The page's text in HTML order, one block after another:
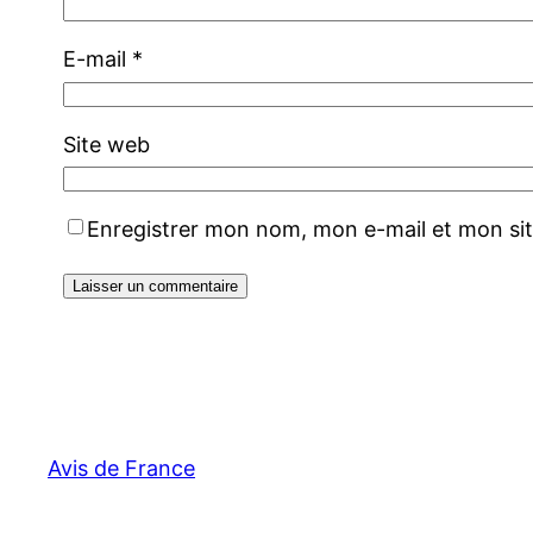
E-mail *
Site web
Enregistrer mon nom, mon e-mail et mon
Avis de France